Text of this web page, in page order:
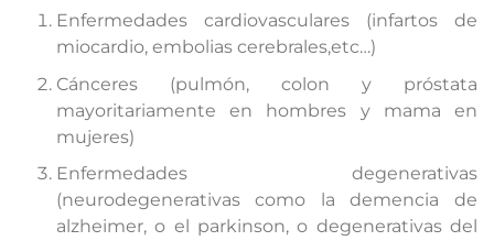
Enfermedades cardiovasculares (infartos de
miocardio, embolias cerebrales,etc…)
Cánceres (pulmón, colon y próstata
mayoritariamente en hombres y mama en
mujeres)
Enfermedades degenerativas
(neurodegenerativas como la demencia de
alzheimer, o el parkinson, o degenerativas del